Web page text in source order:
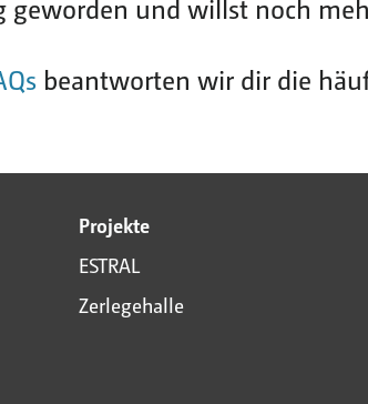
geworden und willst noch
beantworten wir dir die
Projekte
ESTRAL
Zerlegehalle